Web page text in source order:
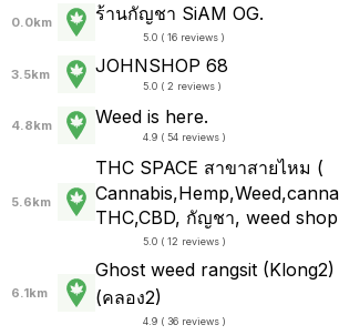
0.0km ร้านกัญชา SiAM OG.
5.0 ( 16 reviews )
3.5km JOHNSHOP 68
5.0 ( 2 reviews )
4.8km Weed is here.
4.9 ( 54 reviews )
5.6km
THC SPACE สาขาสายไหม (
THC,CBD, กัญชา, weed
5.0 ( 12 reviews )
6.1km
Ghost weed rangsit
(คลอง2)
4.9 ( 36 reviews )